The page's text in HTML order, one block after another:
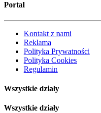
Portal
Kontakt z nami
Reklama
Polityka Prywatności
Polityka Cookies
Regulamin
Wszystkie działy
Wszystkie działy